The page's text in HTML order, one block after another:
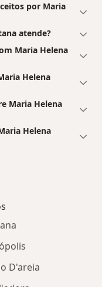
por Maria
atende?
Maria Helena
Helena
Maria Helena
Helena
D'areia